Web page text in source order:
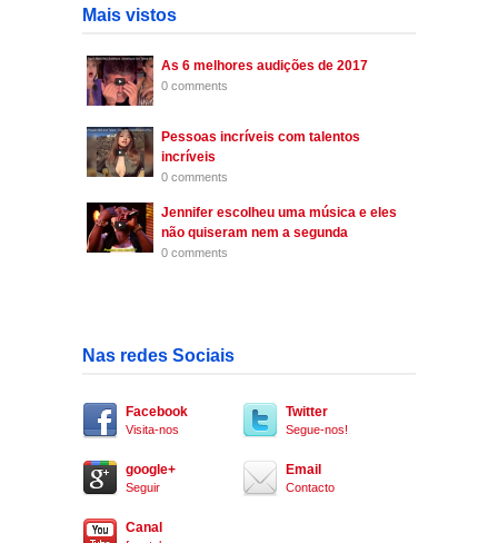
Mais vistos
As 6 melhores audições de 2017
0 comments
Pessoas incríveis com talentos
incríveis
0 comments
Jennifer escolheu uma música e eles
não quiseram nem a segunda
0 comments
Nas redes Sociais
Facebook
Visita-nos
Twitter
Segue-nos!
google+
Seguir
Email
Contacto
Canal